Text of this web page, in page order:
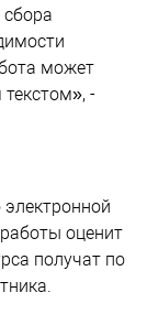
может
-
электронной
оценит
получат по